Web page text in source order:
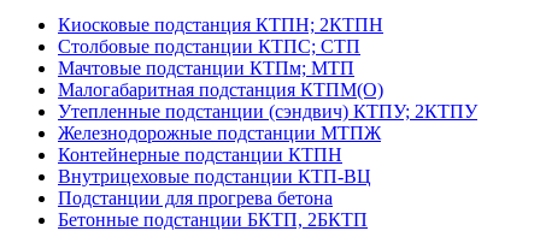
Киосковые подстанция КТПН; 2КТПН
Столбовые подстанции КТПС; СТП
Мачтовые подстанции КТПм; МТП
Малогабаритная подстанция КТПМ(О)
Утепленные подстанции (сэндвич) КТПУ; 2КТПУ
Железнодорожные подстанции МТПЖ
Контейнерные подстанции КТПН
Внутрицеховые подстанции КТП-ВЦ
Подстанции для прогрева бетона
Бетонные подстанции БКТП, 2БКТП